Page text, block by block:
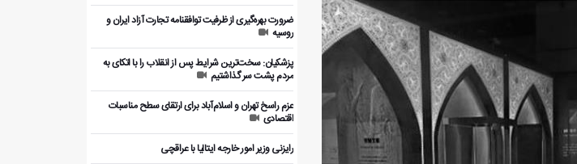
ضرورت بهره‌گیری از ظرفیت توافقنامه تجارت آزاد ایران و
روسیه
پزشکیان: سخت‌ترین شرایط پس از انقلاب را با اتکای به
مردم پشت سر گذاشتیم
عزم راسخ تهران و اسلام‌آباد برای ارتقای سطح مناسبات
اقتصادی
رایزنی وزیر امور خارجه ایتالیا با عراقچی